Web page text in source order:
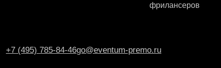
фрилансеров
+7 (495) 785-84-46go@eventum-premo.ru